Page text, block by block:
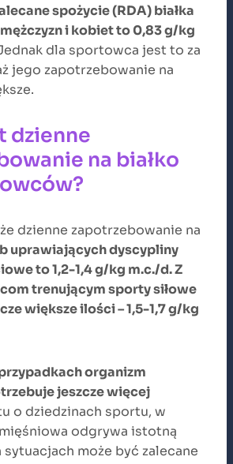
spożycie (RDA) białka
i kobiet to 0,83 g/kg
dla sportowca jest to za
jego zapotrzebowanie na
dzienne
na białko
dzienne zapotrzebowanie na
uprawiających dyscypliny
to 1,2-1,4 g/kg m.c./d. Z
trenującym sporty siłowe
większe ilości – 1,5-1,7 g/kg
organizm
jeszcze więcej
o dziedzinach sportu, w
odgrywa istotną
może być zalecane